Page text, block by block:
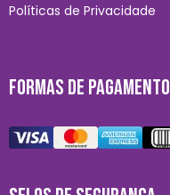
Políticas de Privacidade
FORMAS DE PAGAMENTO